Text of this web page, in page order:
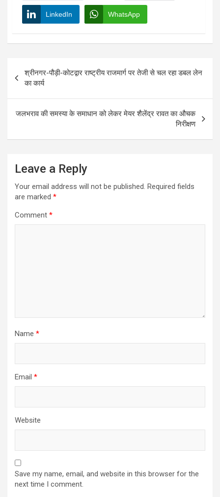
LinkedIn WhatsApp
Post
navigation
श्रीनगर-पौड़ी-कोटद्वार राष्ट्रीय राजमार्ग पर तेजी से चल रहा डबल लेन
का कार्य
जलभराव की समस्या के समाधान को लेकर मेयर शैलेंद्र रावत का औचक
निरीक्षण
Leave a Reply
Your email address will not be published. Required fields
are marked *
Comment *
Name *
Email *
Website
Save my name, email, and website in this browser for the
next time I comment.